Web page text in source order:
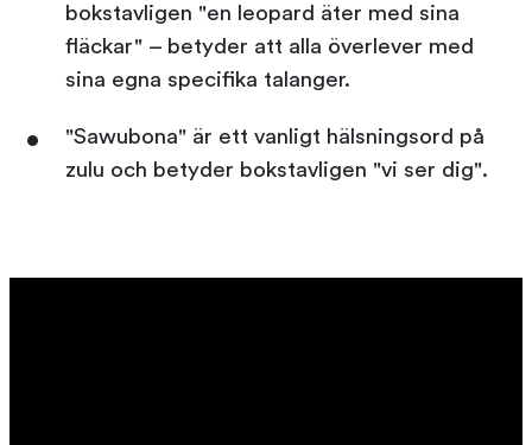
bokstavligen "en leopard äter med sina
fläckar" – betyder att alla överlever med
sina egna specifika talanger.
"Sawubona" är ett vanligt hälsningsord på
zulu och betyder bokstavligen "vi ser dig".